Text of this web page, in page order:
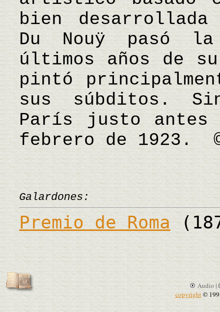
bien
Du Nouÿ pasó
últimos años de
pintó
sus súbditos.
París justo antes
febrero de 1923. ©
Galardones:
Premio de Roma
Audio |
copyright©